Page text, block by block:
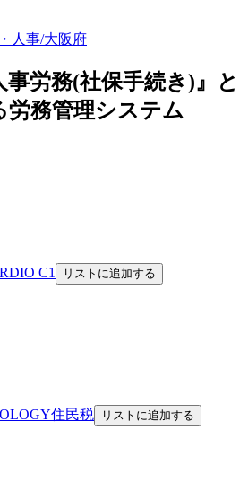
人事/大阪府
事労務(社保手続き)』と
労務管理システム
C1 リストに追加する
住民税 リストに追加する